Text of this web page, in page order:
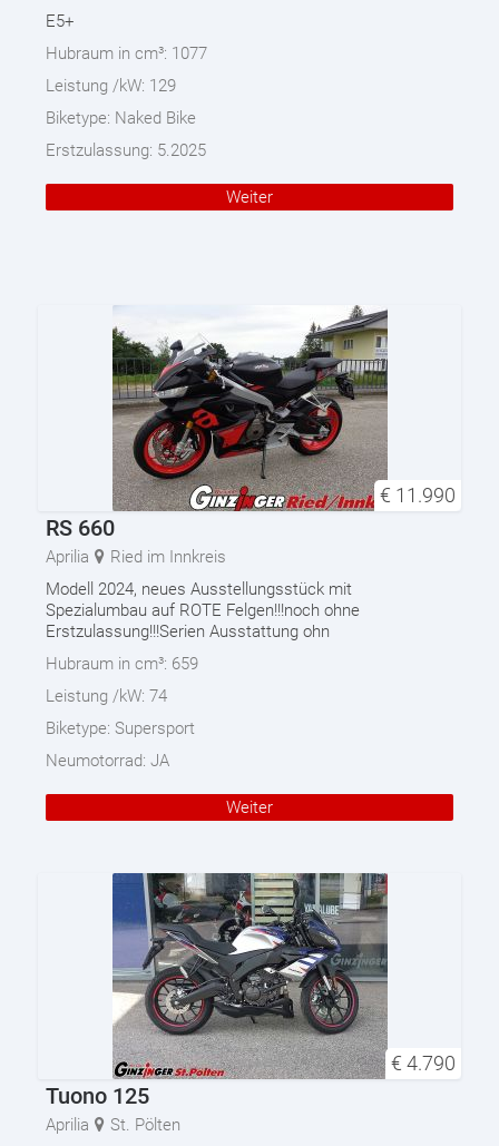
E5+
Hubraum in cm³: 1077
Leistung /kW: 129
Biketype: Naked Bike
Erstzulassung: 5.2025
Weiter
€ 11.990
RS 660
Aprilia
Ried im Innkreis
Modell 2024, neues Ausstellungsstück mit
Spezialumbau auf ROTE Felgen!!!noch ohne
Erstzulassung!!!Serien Ausstattung ohn
Hubraum in cm³: 659
Leistung /kW: 74
Biketype: Supersport
Neumotorrad: JA
Weiter
€ 4.790
Tuono 125
Aprilia
St. Pölten